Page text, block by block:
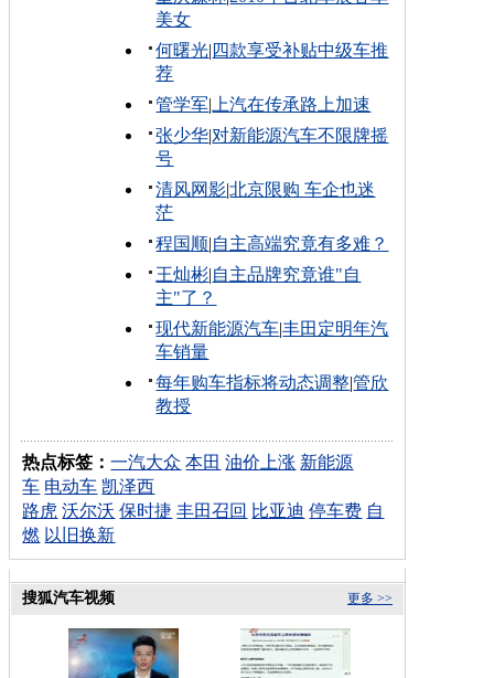
美女
何曙光| 四款享受补贴中级车推
荐
管学军|上汽在传承路上加速
张少华|对新能源汽车不限牌摇
号
清风网影|北京限购 车企也迷
茫
程国顺|自主高端究竟有多难？
王灿彬|自主品牌究竟谁"自
主"了？
现代新能源汽车|丰田定明年汽
车销量
每年购车指标将动态调整|管欣
教授
热点标签：一汽大众 本田 油价上涨 新能源
车 电动车 凯泽西
路虎 沃尔沃 保时捷 丰田召回 比亚迪 停车费 自
燃 以旧换新
更多 >>
搜狐汽车视频